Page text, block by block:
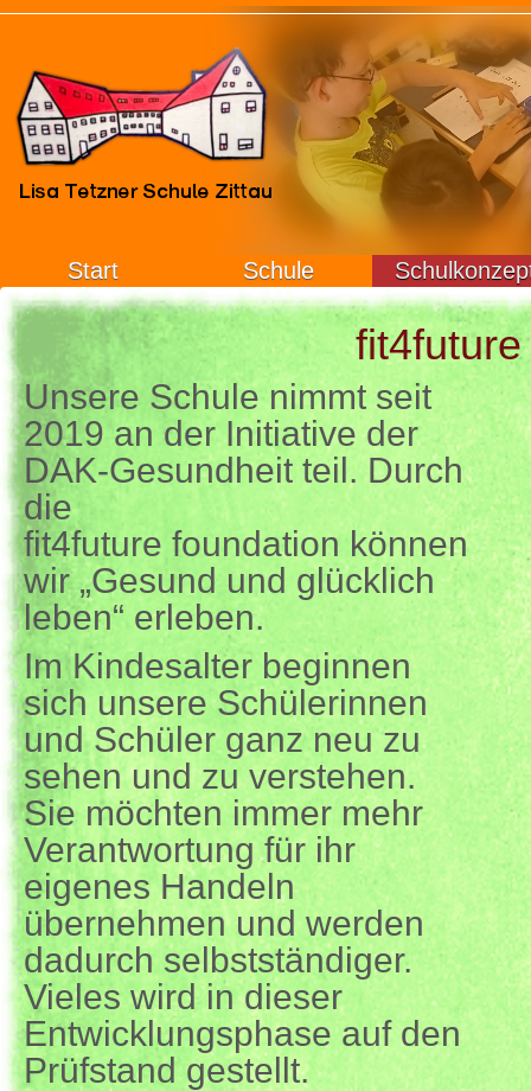
Start Schule
Unsere Schule nimmt seit
2019 an der Initiative der
DAK-Gesundheit teil. Durch
die
fit4future foundation können
wir „Gesund und glücklich
leben“ erleben.
Im Kindesalter beginnen
sich unsere Schülerinnen
und Schüler ganz neu zu
sehen und zu verstehen.
Sie möchten immer mehr
Verantwortung für ihr
eigenes Handeln
übernehmen und werden
dadurch selbstständiger.
Vieles wird in dieser
Entwicklungsphase auf den
Prüfstand gestellt.